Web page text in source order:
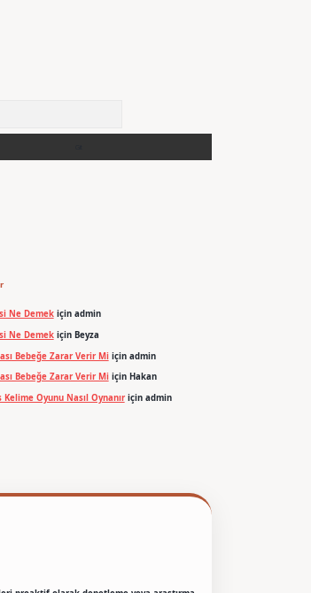
Ne Demekiçin admin
Ne Demekiçin Beyza
Bebeğe Zarar Verir Miiçin admin
Bebeğe Zarar Verir Miiçin Hakan
Kelime Oyunu Nasıl Oynanıriçin admin